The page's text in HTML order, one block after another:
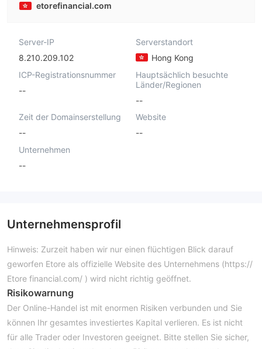
etorefinancial.com
Server-IP
8.210.209.102
Serverstandort
Hong Kong
ICP-Registrationsnummer
--
Hauptsächlich besuchte
Länder/Regionen
--
Zeit der Domainserstellung
--
Website
--
Unternehmen
--
Unternehmensprofil
Hinweis: Zurzeit haben wir nur einen flüchtigen Blick darauf
geworfen Etore als offizielle Website des Unternehmens (https://
Etore financial.com/ ) wird nicht richtig geöffnet.
Risikowarnung
Der Online-Handel ist mit enormen Risiken verbunden und Sie
können Ihr gesamtes investiertes Kapital verlieren. Es ist nicht
für alle Trader oder Investoren geeignet. Bitte stellen Sie sicher,